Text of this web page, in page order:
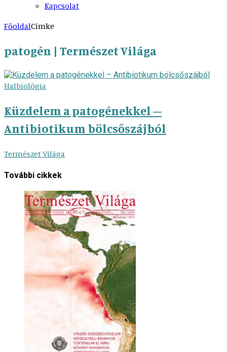
Kapcsolat
FőoldalCímke
patogén | Természet Világa
Halbiológia
Küzdelem a patogénekkel –
Antibiotikum bölcsőszájból
Természet Világa
További cikkek